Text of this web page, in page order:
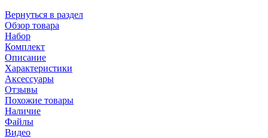
Вернуться в раздел
Обзор товара
Набор
Комплект
Описание
Характеристики
Аксессуары
Отзывы
Похожие товары
Наличие
Файлы
Видео